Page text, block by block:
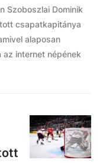
Szoboszlai Dominik
csapatkapitánya
alaposan
internet népének